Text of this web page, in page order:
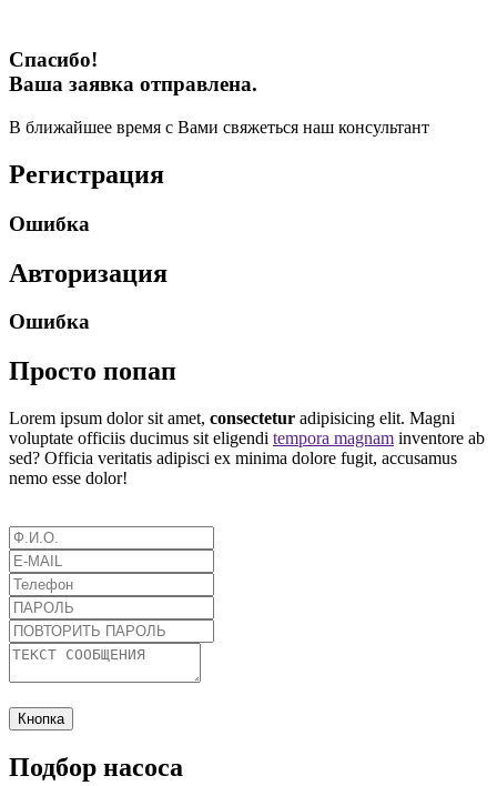
Спасибо!
Ваша заявка отправлена.
В ближайшее время с Вами свяжеться наш консультант
Регистрация
Ошибка
Авторизация
Ошибка
Просто попап
Lorem ipsum dolor sit amet, consectetur adipisicing elit. Magni
voluptate officiis ducimus sit eligendi tempora magnam inventore ab
sed? Officia veritatis adipisci ex minima dolore fugit, accusamus
nemo esse dolor!
Кнопка
Подбор насоса